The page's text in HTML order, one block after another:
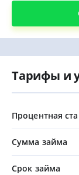
Тарифы и
Процентная
Сумма займа
Срок займа